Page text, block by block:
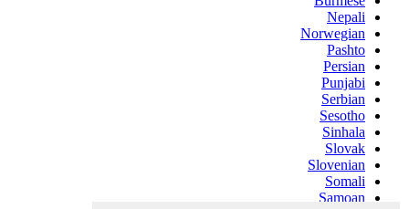
Nepali
Norwegian
Pashto
Persian
Punjabi
Serbian
Sesotho
Sinhala
Slovak
Slovenian
Somali
Samoan